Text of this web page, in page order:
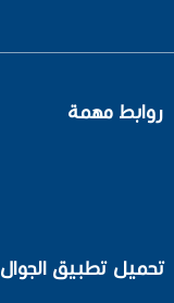
روابط مهمة
تحميل تطبيق الجوال